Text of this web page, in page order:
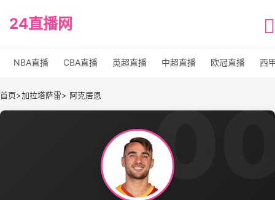
24直播网
NBA直播 CBA直播 英超直播 中超直播 欧冠直播 西
首页>加拉塔萨雷> 阿克居恩